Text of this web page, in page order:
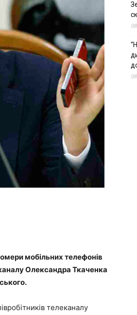
мобільних телефонів
Олександра Ткаченка
телеканалу